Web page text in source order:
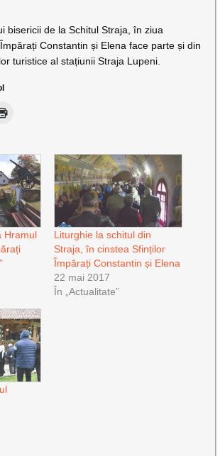
bisericii de la Schitul Straja, în ziua
Constantin și Elena face parte și din
turistice al stațiunii Straja Lupeni.
Hramul
Liturghie la schitul din
Straja, în cinstea Sfinților
Împărați Constantin și Elena
22 mai 2017
În „Actualitate”